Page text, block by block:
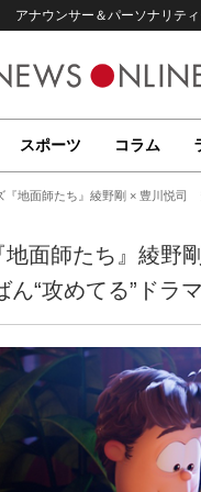
アナウンサー＆パーソナリテ
スポーツ コラム
『地面師たち』綾野剛 × 豊川悦
地面師たち』綾
“攻めてる”ドラ